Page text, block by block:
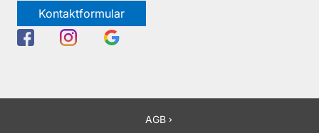
Kontaktformular
AGB